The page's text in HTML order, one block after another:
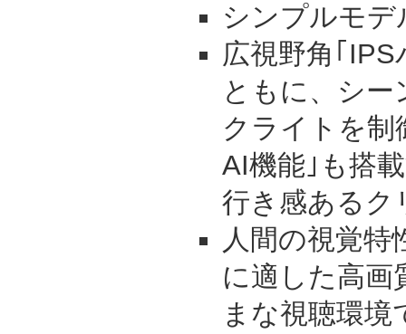
シンプルモデ
広視野角｢
ともに、シ
クライトを
AI機能｣も搭
行き感あるク
人間の視覚特
に適した高画
まな視聴環境